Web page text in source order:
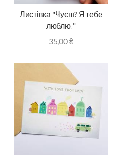
Листівка "Чуєш? Я тебе
люблю!"
35,00₴